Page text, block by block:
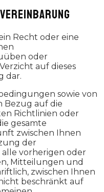
Recht oder eine
oder
auf dieses
dar.
sowie von
Bezug auf die
Richtlinien oder
gesamte
zwischen Ihnen
der
vorherigen oder
Mitteilungen und
zwischen Ihnen
beschränkt auf